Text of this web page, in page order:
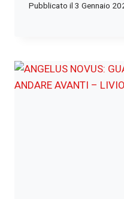
Pubblicato il 3 Gennaio